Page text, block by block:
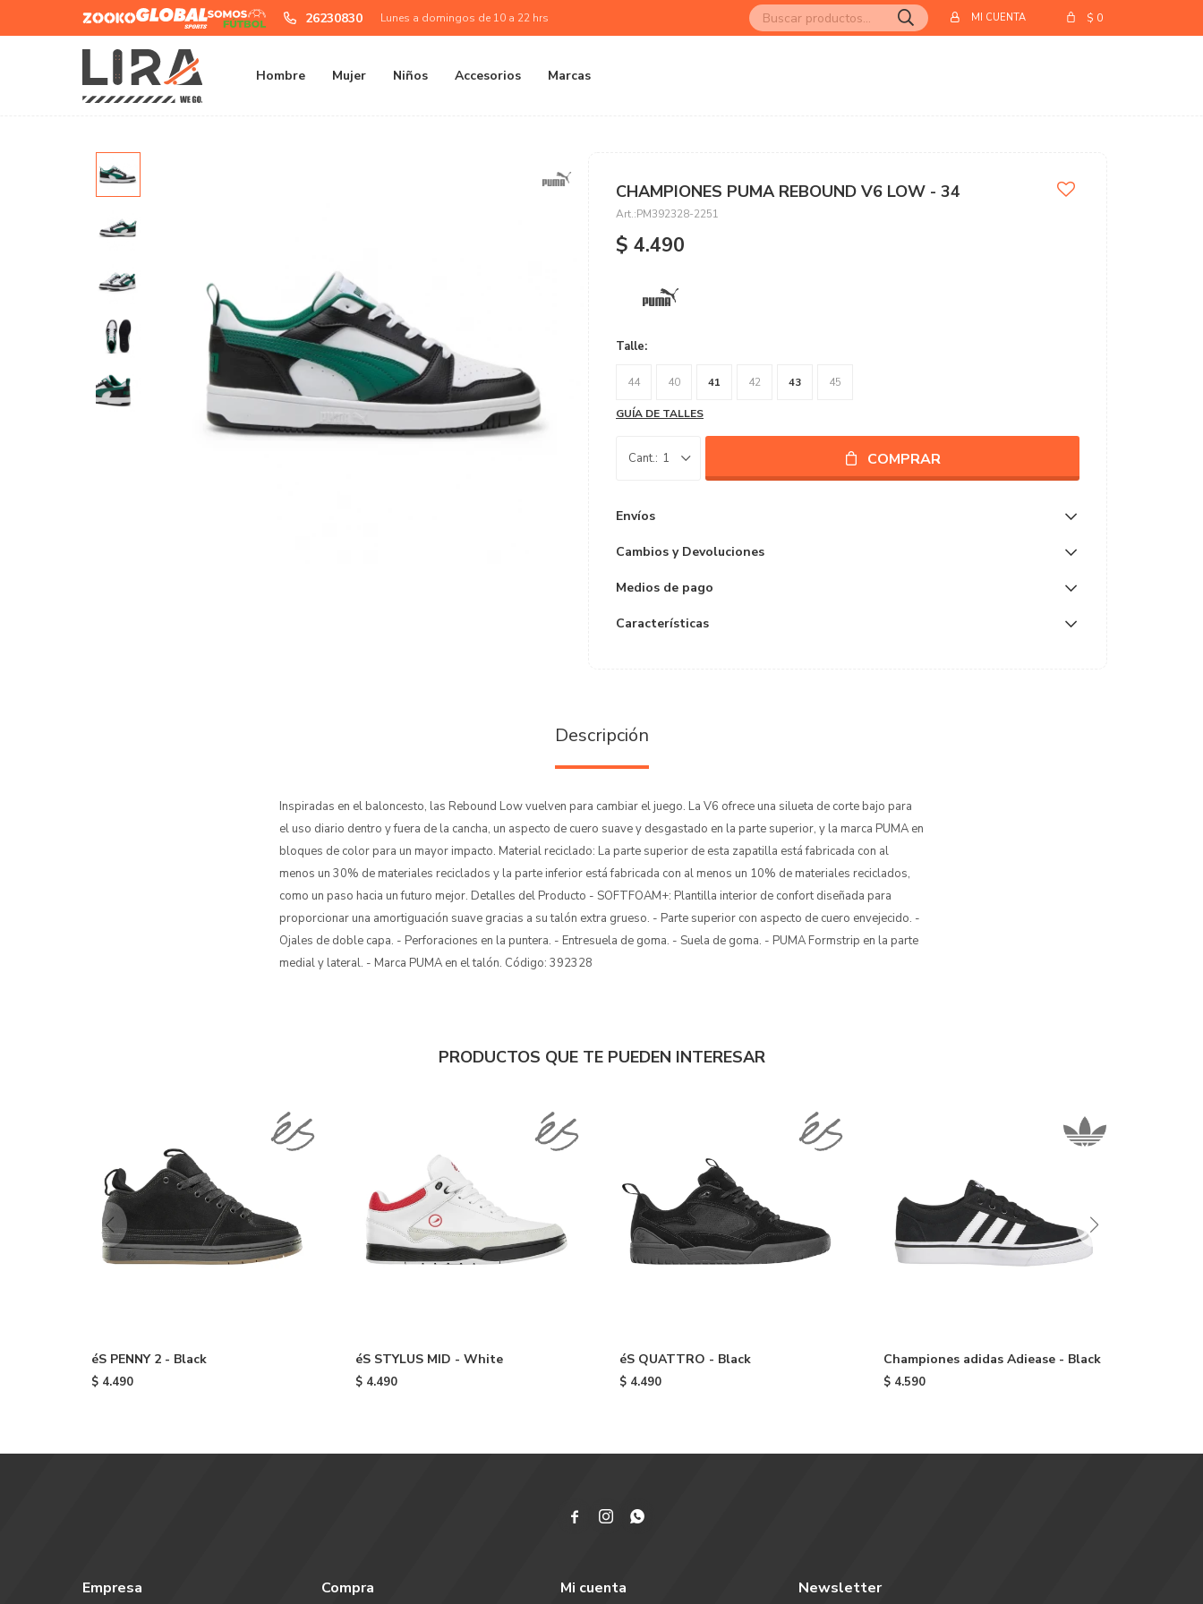
Hombre Mujer Niños Accesorios Marcas
$ 0
Futbol
26230830 Lunes a domingos de 10 a 22 hrs
CHAMPIONES PUMA REBOUND V6 LOW - 34
PM392328-2251
$ 4.490
Talle:
44 40 41 42 43 45
GUÍA DE TALLES
1 COMPRAR
Envíos
Cambios y Devoluciones
Medios de pago
Características
Descripción
Inspiradas en el baloncesto, las Rebound Low vuelven para cambiar el juego. La V6 ofrece una silueta de corte bajo para
el uso diario dentro y fuera de la cancha, un aspecto de cuero suave y desgastado en la parte superior, y la marca PUMA en
bloques de color para un mayor impacto. Material reciclado: La parte superior de esta zapatilla está fabricada con al
menos un 30% de materiales reciclados y la parte inferior está fabricada con al menos un 10% de materiales reciclados,
como un paso hacia un futuro mejor. Detalles del Producto - SOFTFOAM+: Plantilla interior de confort diseñada para
proporcionar una amortiguación suave gracias a su talón extra grueso. - Parte superior con aspecto de cuero envejecido. -
Ojales de doble capa. - Perforaciones en la puntera. - Entresuela de goma. - Suela de goma. - PUMA Formstrip en la parte
medial y lateral. - Marca PUMA en el talón. Código: 392328
PRODUCTOS QUE TE PUEDEN INTERESAR
éS PENNY 2 - Black
$ 4.490
éS STYLUS MID - White
$ 4.490
éS QUATTRO - Black
$ 4.490
Championes adidas Adiease - Black
$ 4.590
Empresa Compra Mi cuenta
  
Newsletter